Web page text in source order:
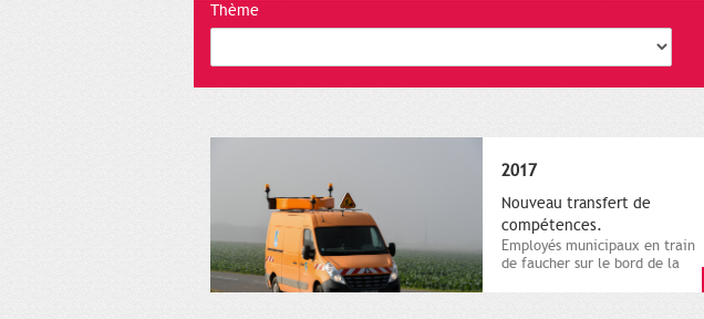
Thème
2017
Nouveau transfert de
compétences.
Employés municipaux en train
de faucher sur le bord de la